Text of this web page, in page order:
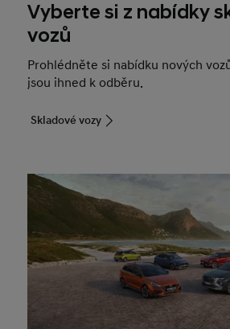
Vyberte si z nabídky
vozů
Prohlédněte si nabídku nových
jsou ihned k odběru.
Skladové vozy